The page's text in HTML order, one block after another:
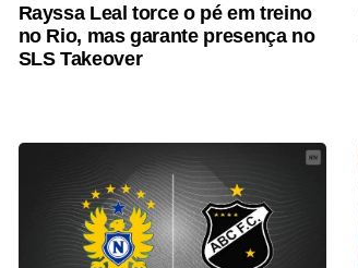
Rayssa Leal torce o pé em treino
no Rio, mas garante presença no
SLS Takeover